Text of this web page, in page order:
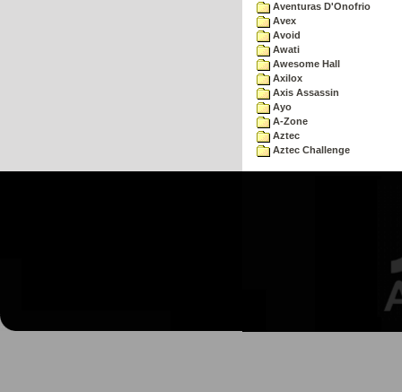
Aventuras D'Onofrio
Avex
Avoid
Awati
Awesome Hall
Axilox
Axis Assassin
Ayo
A-Zone
Aztec
Aztec Challenge